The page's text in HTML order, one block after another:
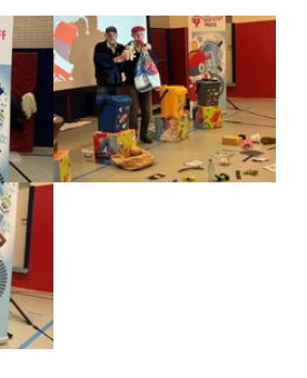
Show larger version